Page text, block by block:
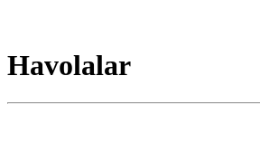
Havolalar